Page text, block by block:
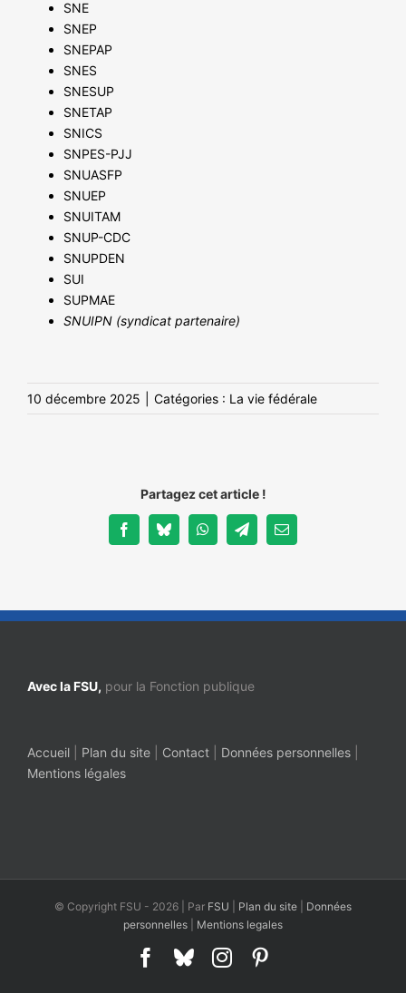
SNE
SNEP
SNEPAP
SNES
SNESUP
SNETAP
SNICS
SNPES-PJJ
SNUASFP
SNUEP
SNUITAM
SNUP-CDC
SNUPDEN
SUI
SUPMAE
SNUIPN (syndicat partenaire)
10 décembre 2025 Catégories : La vie fédérale
Partagez cet article !
FacebookBlueskyWhatsAppTelegramEmail
Avec la FSU, pour la Fonction publique
Accueil Plan du site Contact Données personnelles
Mentions légales
© Copyright FSU - 2026 | Par FSU Plan du site
Données
personnelles
Mentions legales
Facebook
BlueskyInstagram